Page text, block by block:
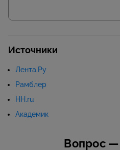
Источники
Лента.Ру
Рамблер
HH.ru
Академик
Вопрос —